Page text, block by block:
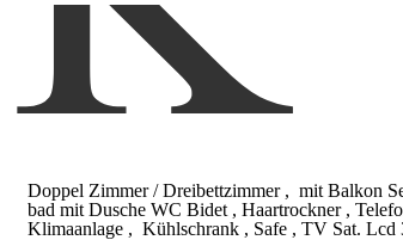
Doppel Zimmer / Dreibettzimmer , mit Balkon
bad mit Dusche WC Bidet , Haartrockner ,
Klimaanlage , Kühlschrank , Safe , TV Sat. Lcd